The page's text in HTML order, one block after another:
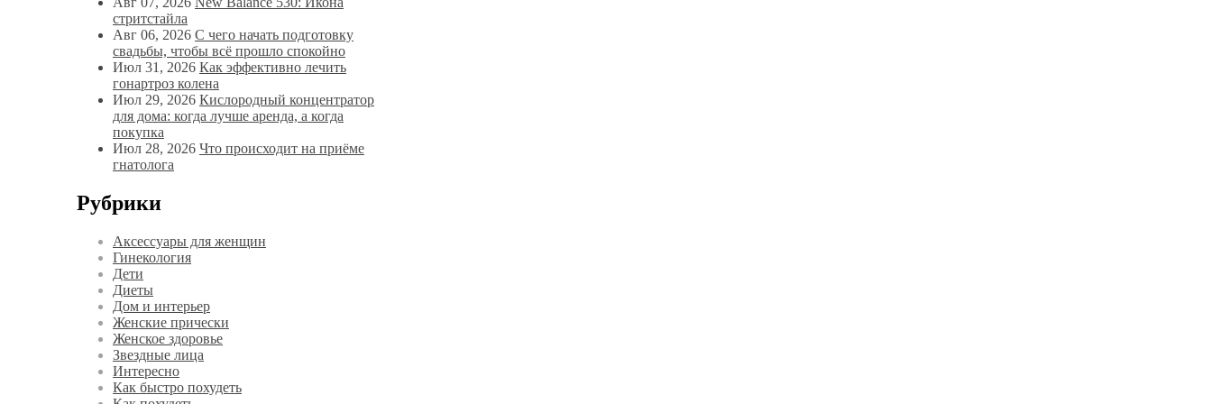
стритстайла
Авг 06, 2026 С чего начать подготовку
свадьбы, чтобы всё прошло спокойно
Июл 31, 2026 Как эффективно лечить
гонартроз колена
Июл 29, 2026 Кислородный концентратор
для дома: когда лучше аренда, а когда
покупка
Июл 28, 2026 Что происходит на приёме
гнатолога
Рубрики
Аксессуары для женщин
Гинекология
Дети
Диеты
Дом и интерьер
Женские прически
Женское здоровье
Звездные лица
Интересно
Как быстро похудеть